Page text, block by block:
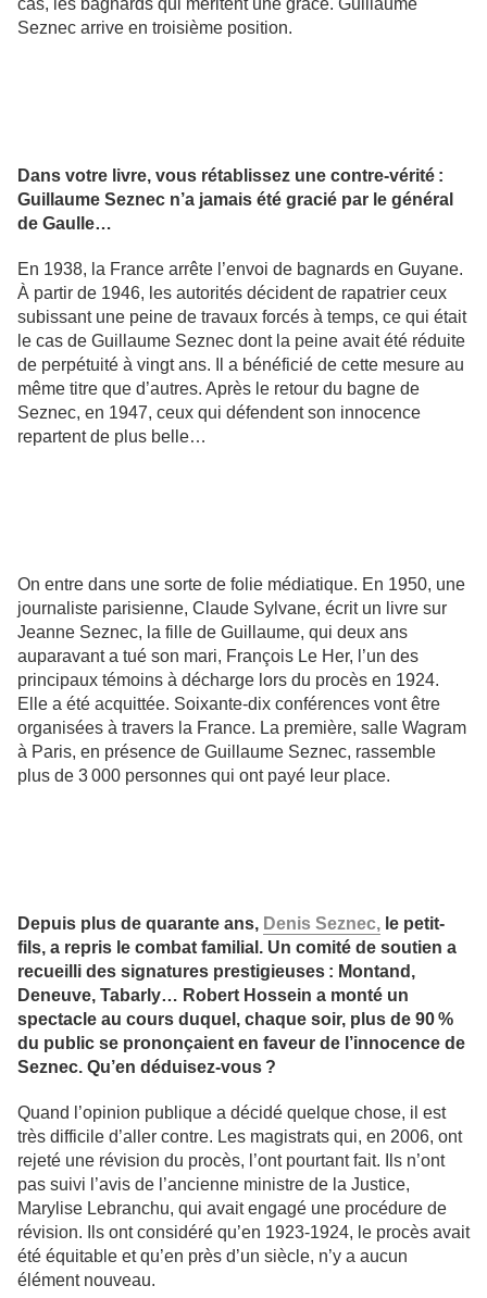
cas, les bagnards qui méritent une grâce. Guillaume
Seznec arrive en troisième position.
Dans votre livre, vous rétablissez une contre-vérité :
Guillaume Seznec n’a jamais été gracié par le général
de Gaulle…
En 1938, la France arrête l’envoi de bagnards en Guyane.
À partir de 1946, les autorités décident de rapatrier ceux
subissant une peine de travaux forcés à temps, ce qui était
le cas de Guillaume Seznec dont la peine avait été réduite
de perpétuité à vingt ans. Il a bénéficié de cette mesure au
même titre que d’autres. Après le retour du bagne de
Seznec, en 1947, ceux qui défendent son innocence
repartent de plus belle…
On entre dans une sorte de folie médiatique. En 1950, une
journaliste parisienne, Claude Sylvane, écrit un livre sur
Jeanne Seznec, la fille de Guillaume, qui deux ans
auparavant a tué son mari, François Le Her, l’un des
principaux témoins à décharge lors du procès en 1924.
Elle a été acquittée. Soixante-dix conférences vont être
organisées à travers la France. La première, salle Wagram
à Paris, en présence de Guillaume Seznec, rassemble
plus de 3 000 personnes qui ont payé leur place.
Depuis plus de quarante ans, Denis Seznec, le petit-
fils, a repris le combat familial. Un comité de soutien a
recueilli des signatures prestigieuses : Montand,
Deneuve, Tabarly… Robert Hossein a monté un
spectacle au cours duquel, chaque soir, plus de 90 %
du public se prononçaient en faveur de l’innocence de
Seznec. Qu’en déduisez-vous ?
Quand l’opinion publique a décidé quelque chose, il est
très difficile d’aller contre. Les magistrats qui, en 2006, ont
rejeté une révision du procès, l’ont pourtant fait. Ils n’ont
pas suivi l’avis de l’ancienne ministre de la Justice,
Marylise Lebranchu, qui avait engagé une procédure de
révision. Ils ont considéré qu’en 1923-1924, le procès avait
été équitable et qu’en près d’un siècle, n’y a aucun
élément nouveau.